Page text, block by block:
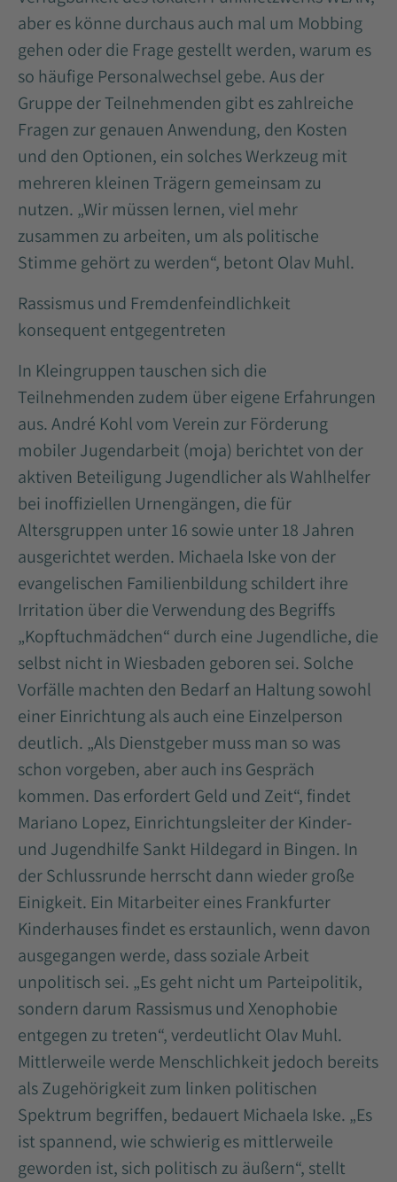
aber es könne durchaus auch mal um Mobbing
gehen oder die Frage gestellt werden, warum es
so häufige Personalwechsel gebe. Aus der
Gruppe der Teilnehmenden gibt es zahlreiche
Fragen zur genauen Anwendung, den Kosten
und den Optionen, ein solches Werkzeug mit
mehreren kleinen Trägern gemeinsam zu
nutzen. „Wir müssen lernen, viel mehr
zusammen zu arbeiten, um als politische
Stimme gehört zu werden“, betont Olav Muhl.
Rassismus und Fremdenfeindlichkeit
konsequent entgegentreten
In Kleingruppen tauschen sich die
Teilnehmenden zudem über eigene Erfahrungen
aus. André Kohl vom Verein zur Förderung
mobiler Jugendarbeit (moja) berichtet von der
aktiven Beteiligung Jugendlicher als Wahlhelfer
bei inoffiziellen Urnengängen, die für
Altersgruppen unter 16 sowie unter 18 Jahren
ausgerichtet werden. Michaela Iske von der
evangelischen Familienbildung schildert ihre
Irritation über die Verwendung des Begriffs
„Kopftuchmädchen“ durch eine Jugendliche, die
selbst nicht in Wiesbaden geboren sei. Solche
Vorfälle machten den Bedarf an Haltung sowohl
einer Einrichtung als auch eine Einzelperson
deutlich. „Als Dienstgeber muss man so was
schon vorgeben, aber auch ins Gespräch
kommen. Das erfordert Geld und Zeit“, findet
Mariano Lopez, Einrichtungsleiter der Kinder-
und Jugendhilfe Sankt Hildegard in Bingen. In
der Schlussrunde herrscht dann wieder große
Einigkeit. Ein Mitarbeiter eines Frankfurter
Kinderhauses findet es erstaunlich, wenn davon
ausgegangen werde, dass soziale Arbeit
unpolitisch sei. „Es geht nicht um Parteipolitik,
sondern darum Rassismus und Xenophobie
entgegen zu treten“, verdeutlicht Olav Muhl.
Mittlerweile werde Menschlichkeit jedoch bereits
als Zugehörigkeit zum linken politischen
Spektrum begriffen, bedauert Michaela Iske. „Es
ist spannend, wie schwierig es mittlerweile
geworden ist, sich politisch zu äußern“, stellt